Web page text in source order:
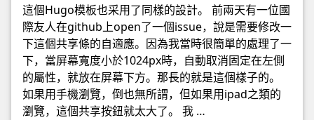
這個Hugo模板也采用了同樣的設計。 前兩天有一位國
際友人在github上open了一個issue，說是需要修改一
下這個共享條的自適應。因為我當時很簡單的處理了一
下，當屏幕寬度小於1024px時，自動取消固定在左側
的屬性，就放在屏幕下方。那長的就是這個樣子的。
如果用手機瀏覽，倒也無所謂，但如果用ipad之類的
瀏覽，這個共享按鈕就太大了。 我 …